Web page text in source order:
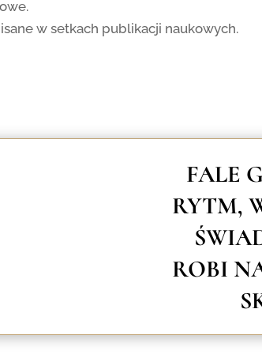
w setkach publikacji naukowych.
FALE
RYTM,
ROBI